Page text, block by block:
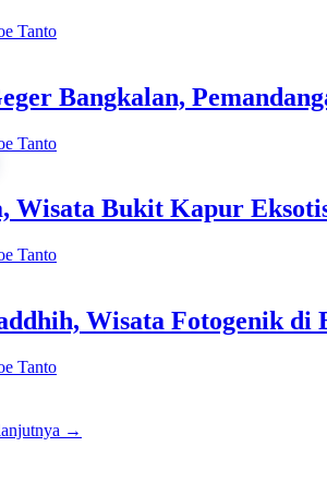
Tanto
Bangkalan,
Tanto
Wisata Bukit Kapur
Tanto
Wisata Fotogenik
Tanto
→